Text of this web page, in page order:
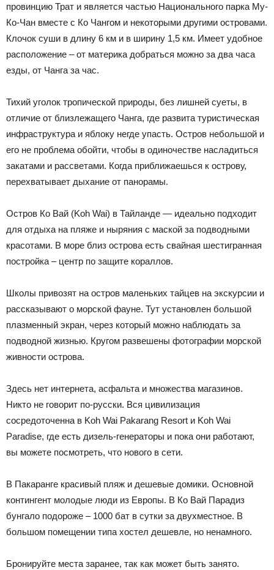
провинцию Трат и является частью Национального парка Му-
Ко-Чан вместе с Ко Чангом и некоторыми другими островами.
Клочок суши в длину 6 км и в ширину 1,5 км. Имеет удобное
расположение – от материка добраться можно за два часа
езды, от Чанга за час.
Тихий уголок тропической природы, без лишней суеты, в
отличие от близлежащего Чанга, где развита туристическая
инфраструктура и яблоку негде упасть. Остров небольшой и
его не проблема обойти, чтобы в одиночестве насладиться
закатами и рассветами. Когда приближаешься к острову,
перехватывает дыхание от панорамы.
Остров Ко Вай (Koh Wai) в Тайланде — идеально подходит
для отдыха на пляже и ныряния с маской за подводными
красотами. В море близ острова есть свайная шестигранная
постройка – центр по защите кораллов.
Школы привозят на остров маленьких тайцев на экскурсии и
рассказывают о морской фауне. Тут установлен большой
плазменный экран, через который можно наблюдать за
подводной жизнью. Кругом развешены фотографии морской
живности острова.
Здесь нет интернета, асфальта и множества магазинов.
Никто не говорит по-русски. Вся цивилизация
сосредоточенна в Koh Wai Pakarang Resort и Koh Wai
Paradise, где есть дизель-генераторы и пока они работают,
вы можете посмотреть, что нового в сети.
В Пакаранге красивый пляж и дешевые домики. Основной
контингент молодые люди из Европы. В Ко Вай Парадиз
бунгало подороже – 1000 бат в сутки за двухместное. В
большом помещении типа хостел дешевле, но ненамного.
Бронируйте места заранее, так как может быть занято.